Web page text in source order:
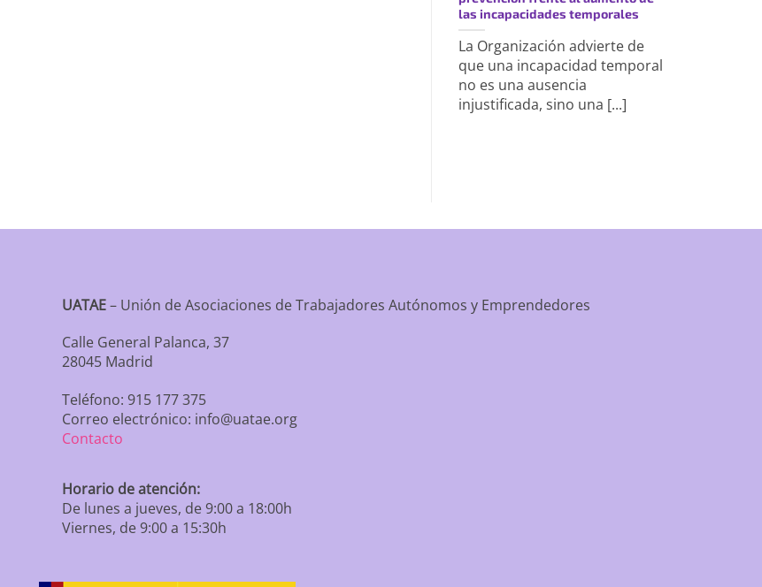
las incapacidades temporales
La Organización advierte de
que una incapacidad temporal
no es una ausencia
injustificada, sino una [...]
UATAE– Unión de Asociaciones de Trabajadores Autónomos y Emprendedores
Calle General Palanca, 37
28045 Madrid
Teléfono: 915 177 375
Correo electrónico: info@uatae.org
Contacto
Horario de atención:
De lunes a jueves, de 9:00 a 18:00h
Viernes, de 9:00 a 15:30h